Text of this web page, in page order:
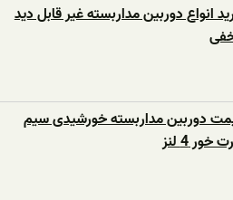
انواع دوربین مداربسته غیر قابل دید
دوربین مداربسته خورشیدی سیم
خور 4 لنز